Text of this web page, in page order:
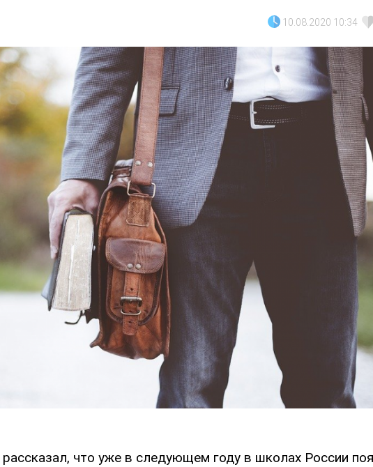
10.08.2020 10:34
рассказал, что уже в следующем году в школах России